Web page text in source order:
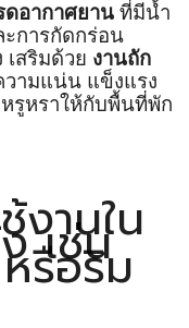
ดอากาศยาน ที่มีน้ำ
การกัดกร่อน
เสริมด้วย งานถัก
ามแน่น แข็งแรง
รูหราให้กับพื้นที่พัก
งานใน
เช่น
รือริม